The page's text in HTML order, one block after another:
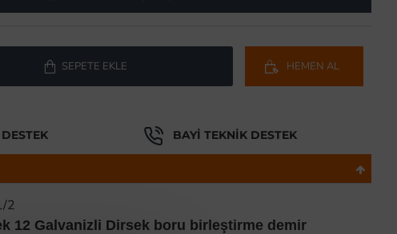
SEPETE EKLE HEMEN AL
BAYI TEKNIK DESTEK
2
12 Galvanizli Dirsek boru birleştirme demir